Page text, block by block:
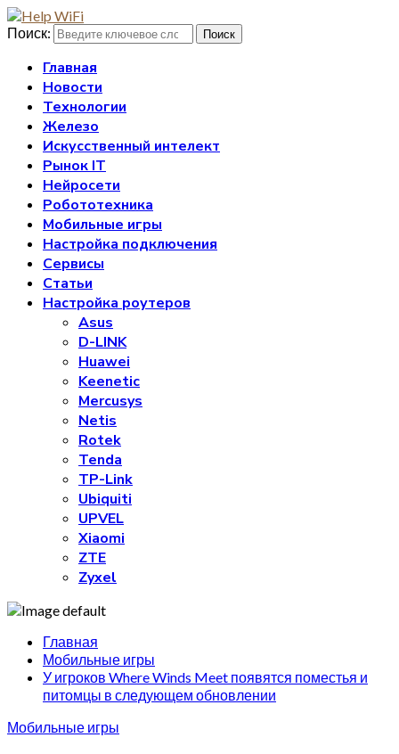
Поиск: Поиск
Главная
Новости
Технологии
Железо
Искусственный интелект
Рынок IT
Нейросети
Робототехника
Мобильные игры
Настройка подключения
Сервисы
Статьи
Настройка роутеров
Asus
D-LINK
Huawei
Keenetic
Mercusys
Netis
Rotek
Tenda
TP-Link
Ubiquiti
UPVEL
Xiaomi
ZTE
Zyxel
Главная
Мобильные игры
У игроков Where Winds Meet появятся поместья и
питомцы в следующем обновлении
Мобильные игры